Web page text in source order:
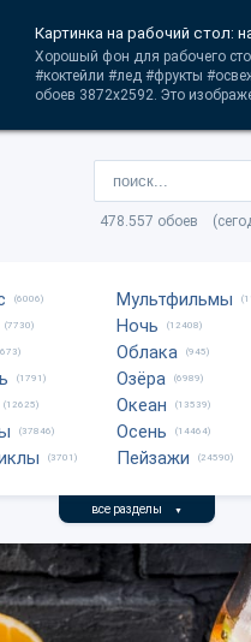
Картинка на рабочий стол:
Хорошый фон для рабочего
#коктейли #лед #фрукты
обоев 3872x2592. Это
478.557 обоев
(6006)
(7730)
(1791)
(12625)
(37846)
(3701)
Мультфильмы
Ночь (12408)
Облака (945)
Озёра (6989)
Океан (13539)
Осень (14464)
Пейзажи (24590)
все разделы ▼